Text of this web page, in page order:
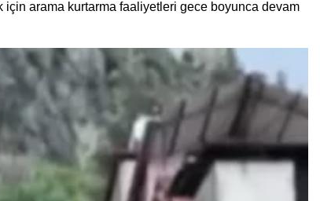
için arama kurtarma faaliyetleri gece boyunca devam